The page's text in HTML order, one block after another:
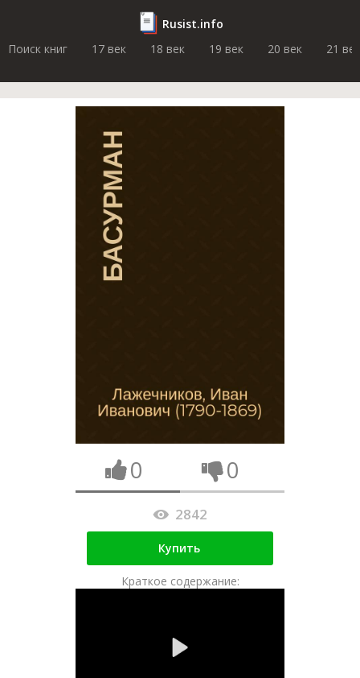
Rusist.info
Поиск книг
17 век 18 век 19 век 20 век 21 век
0 0
2842
Купить
Краткое содержание: